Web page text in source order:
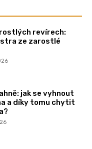
revírech:
ze zarostlé
jak se vyhnout
a díky tomu chytit